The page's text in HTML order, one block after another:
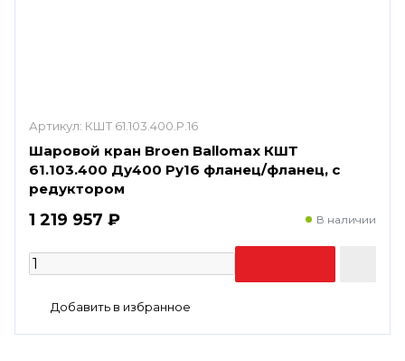
Артикул: КШТ 61.103.400.Р.16
Шаровой кран Broen Ballomax КШТ
61.103.400 Ду400 Ру16 фланец/фланец, с
редуктором
1 219 957 ₽ В наличии